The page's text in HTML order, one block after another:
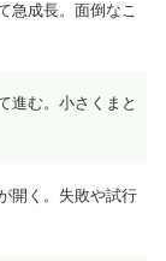
急成長。面倒なこ
進む。小さくまと
開く。失敗や試行